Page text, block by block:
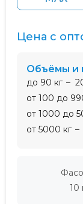
10
Цена с
Объёмы и
до 90 кг
от 100 до
от 1000 до
от 5000 кг